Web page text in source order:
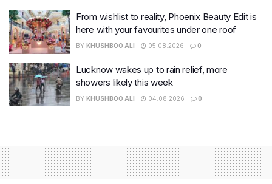
From wishlist to reality, Phoenix Beauty Edit is
here with your favourites under one roof
BY KHUSHBOO ALI 05.08.2026 0
Lucknow wakes up to rain relief, more
showers likely this week
BY KHUSHBOO ALI 04.08.2026 0